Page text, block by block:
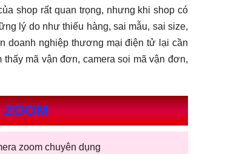
shop rất quan trọng, nhưng khi shop có
lý do như thiếu hàng, sai mẫu, sai size,
doanh nghiệp thương mại điện tử lại cần
mã vận đơn, camera soi mã vận đơn,
ZOOM
zoom chuyên dụng